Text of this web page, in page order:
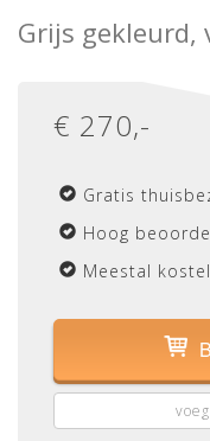
Grijs gekleurd,
€ 270,-
Gratis
Hoog
Meestal